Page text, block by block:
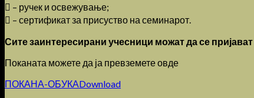
 – ручeк и освежување;
 – сертификат за присуство на семинарот.
Сите заинтересирани учесници можат да се
Поканата можете да ја превземете овде
ПОКАНА-ОБУКАDownload